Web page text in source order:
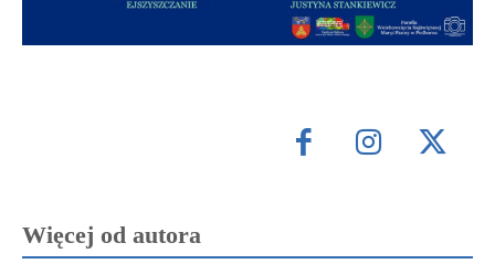
Więcej od autora